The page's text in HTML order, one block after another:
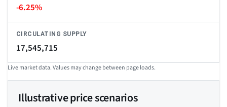
-6.25%
CIRCULATING SUPPLY
17,545,715
Live market data. Values may change between page loads.
Illustrative price scenarios